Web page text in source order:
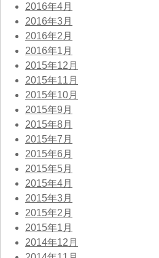
2016年4月
2016年3月
2016年2月
2016年1月
2015年12月
2015年11月
2015年10月
2015年9月
2015年8月
2015年7月
2015年6月
2015年5月
2015年4月
2015年3月
2015年2月
2015年1月
2014年12月